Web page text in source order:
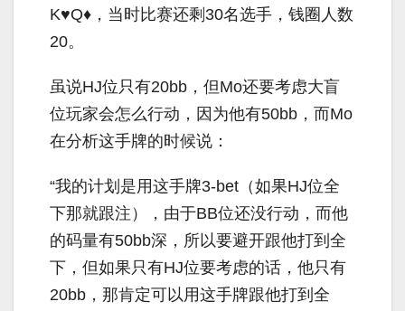
K♥Q♦，当时比赛还剩 30名选手，钱圈人数
20。
虽说HJ位只有20bb ，但Mo还要考虑大盲
位玩家会怎么行动，因为他有50bb ，而Mo
在分析这手牌的时候说：
“我的计划是用这手牌3-bet （如果HJ位全
下那就跟注），由于BB位还没行动，而他
的码量有50bb深，所以要避开跟他打到全
下，但如果只有HJ位要考虑的话，他只有
20bb ，那肯定可以用这手牌跟他打到全